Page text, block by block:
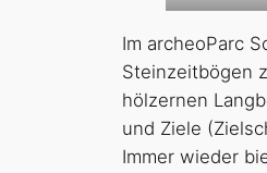
Im archeoParc
Steinzeitbögen
hölzernen
und Ziele
Immer wieder